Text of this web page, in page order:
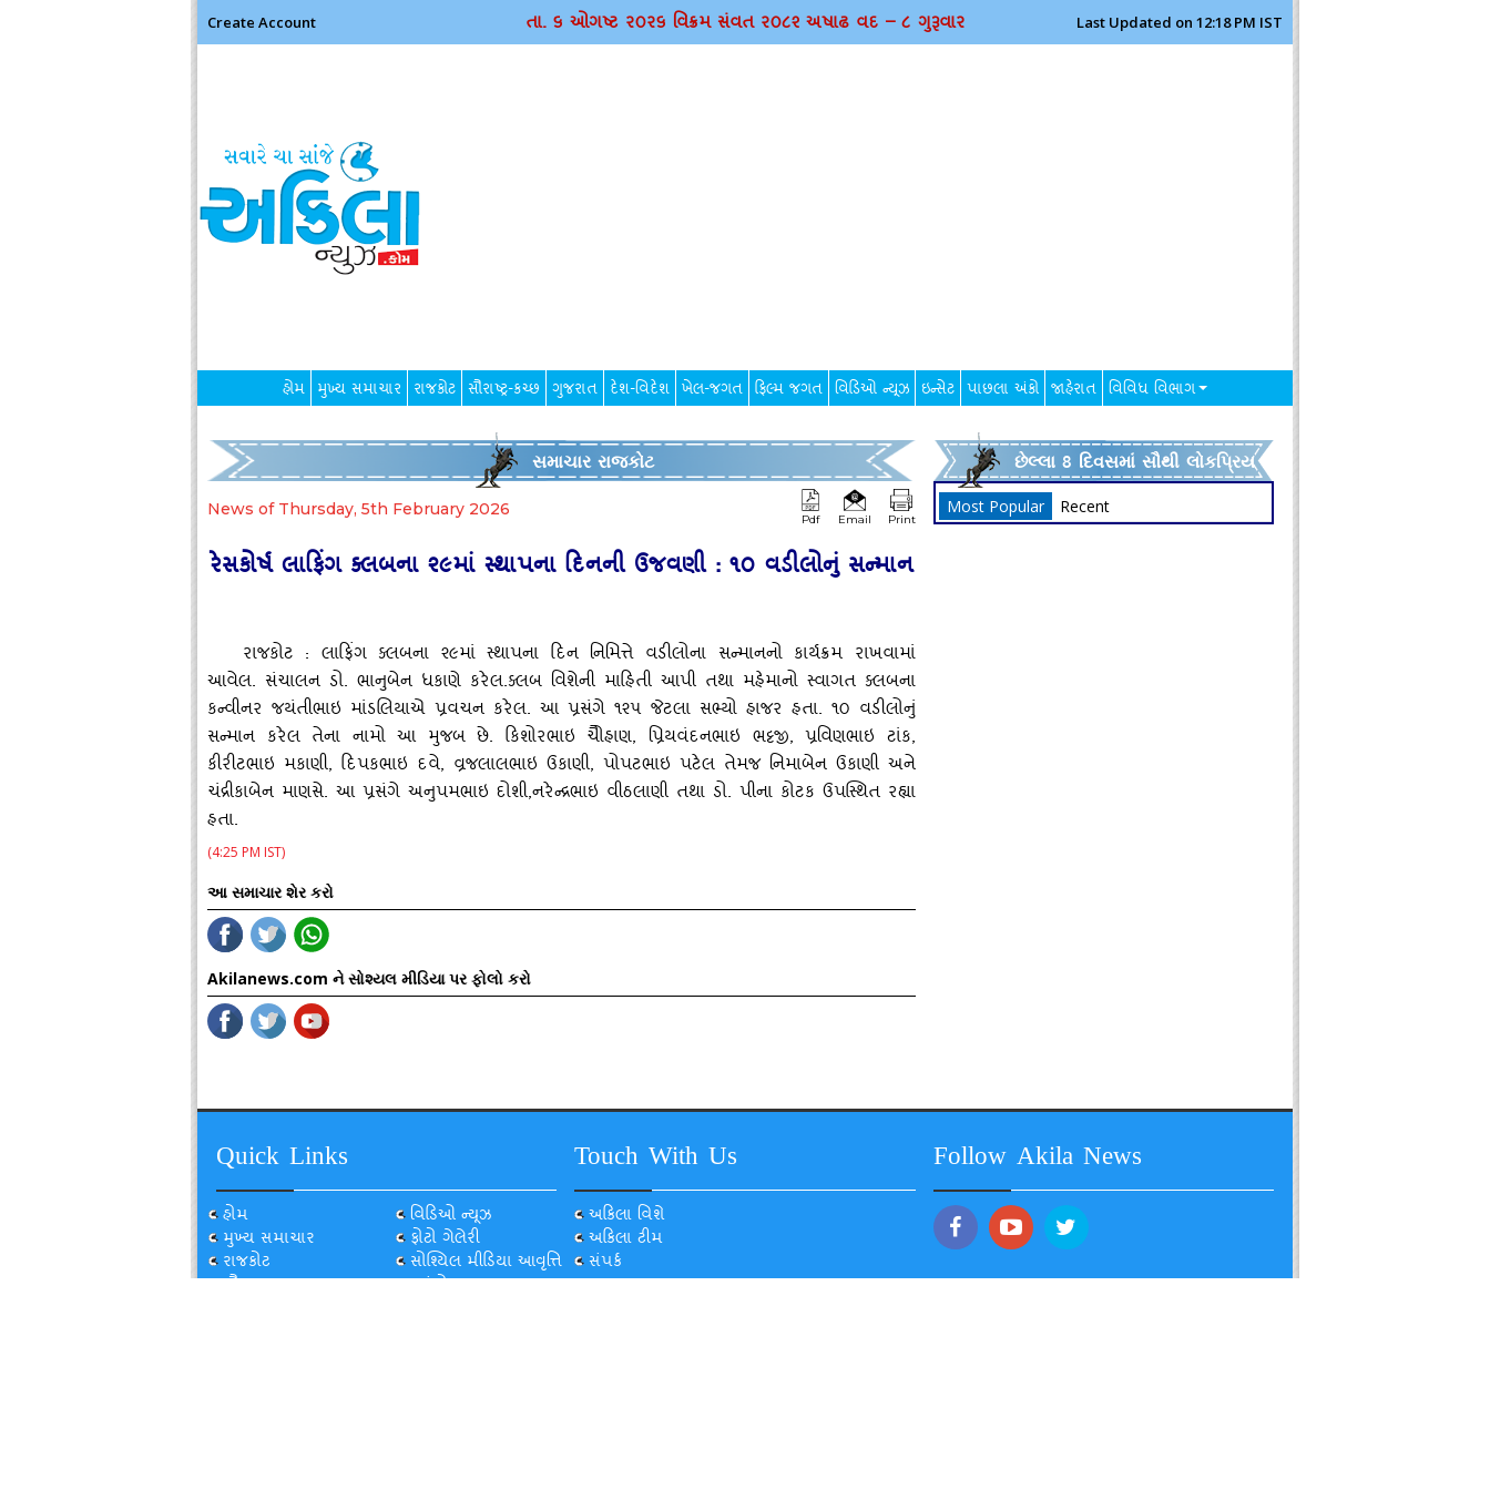
Create Account તા. ૬ ઓગષ્ટ ર૦ર૬ વિક્રમ સંવત ર૦૮૨ અષાઢ વદ – ૮ ગુરૂવાર Last Updated on 12:18 PM IST
હોમ મુખ્ય સમાચાર રાજકોટ સૌરાષ્ટ્ર-કચ્છ ગુજરાત દેશ-વિદેશ ખેલ-જગત ફિલ્મ જગત વિડિઓ ન્યૂઝ ઇન્સેટ પાછલા અંકો જાહેરાત વિવિધ વિભાગ
સમાચાર રાજકોટ
News of Thursday, 5th February 2026
Pdf Email Print
રેસકોર્ષ લાફિંગ ક્‍લબના ૨૯માં સ્‍થાપના દિનની ઉજવણી : ૧૦ વડીલોનું સન્‍માન
રાજકોટ : લાફિંગ ક્‍લબના ૨૯માં સ્‍થાપના દિન નિમિત્તે વડીલોના સન્‍માનનો કાર્યક્રમ રાખવામાં
આવેલ. સંચાલન ડો. ભાનુબેન ધકાણે કરેલ.ક્‍લબ વિશેની માહિતી આપી તથા મહેમાનો સ્‍વાગત ક્‍લબના
કન્‍વીનર જયંતીભાઇ માંડલિયાએ પ્રવચન કરેલ. આ પ્રસંગે ૧૨૫ જેટલા સભ્‍યો હાજર હતા. ૧૦ વડીલોનું
સન્‍માન કરેલ તેના નામો આ મુજબ છે. કિશોરભાઇ ચોૈહાણ, પ્રિયવંદનભાઇ ભટ્ટજી, પ્રવિણભાઇ ટાંક,
કીરીટભાઇ મકાણી, દિપકભાઇ દવે, વ્રજલાલભાઇ ઉકાણી, પોપટભાઇ પટેલ તેમજ નિમાબેન ઉકાણી અને
ચંદ્રીકાબેન માણસે. આ પ્રસંગે અનુપમભાઇ દોશી,નરેન્‍દ્રભાઇ વીઠલાણી તથા ડો. પીના કોટક ઉપસ્‍થિત રહ્યા
હતા.
(4:25 PM IST)
આ સમાચાર શેર કરો
Akilanews.com ને સોશ્યલ મીડિયા પર ફોલો કરો
છેલ્લા 8 દિવસમાં સૌથી લોકપ્રિય
Most Popular Recent
Quick Links
હોમ
મુખ્ય સમાચાર
રાજકોટ
સૌરાષ્ટ્ર-કચ્છ
વિડિઓ ન્યૂઝ
ફોટો ગેલેરી
સોશ્યિલ મીડિયા આવૃત્તિ
કસુંબો...
Touch With Us
અકિલા વિશે
અકિલા ટીમ
સંપર્ક
Follow Akila News